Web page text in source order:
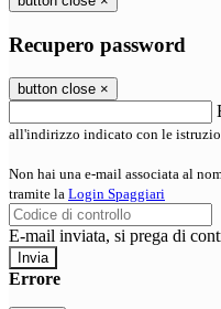
Recupero password
button close ×
all'indirizzo indicato con le
Non hai una e-mail associata al
tramite la Login Spaggiari
E-mail inviata, si prega di
Errore